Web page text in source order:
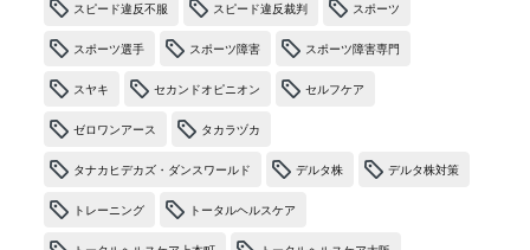
スピード違反不服 スピード違反裁判 スポーツ
スポーツ選手 スポーツ障害 スポーツ障害専門
スヤキ セカンドオピニオン セルフケア
ゼロワンアース タカラヅカ
タナカヒデカズ・ダンスワールド デルタ株 デルタ株対策
トレーニング トータルヘルスケア